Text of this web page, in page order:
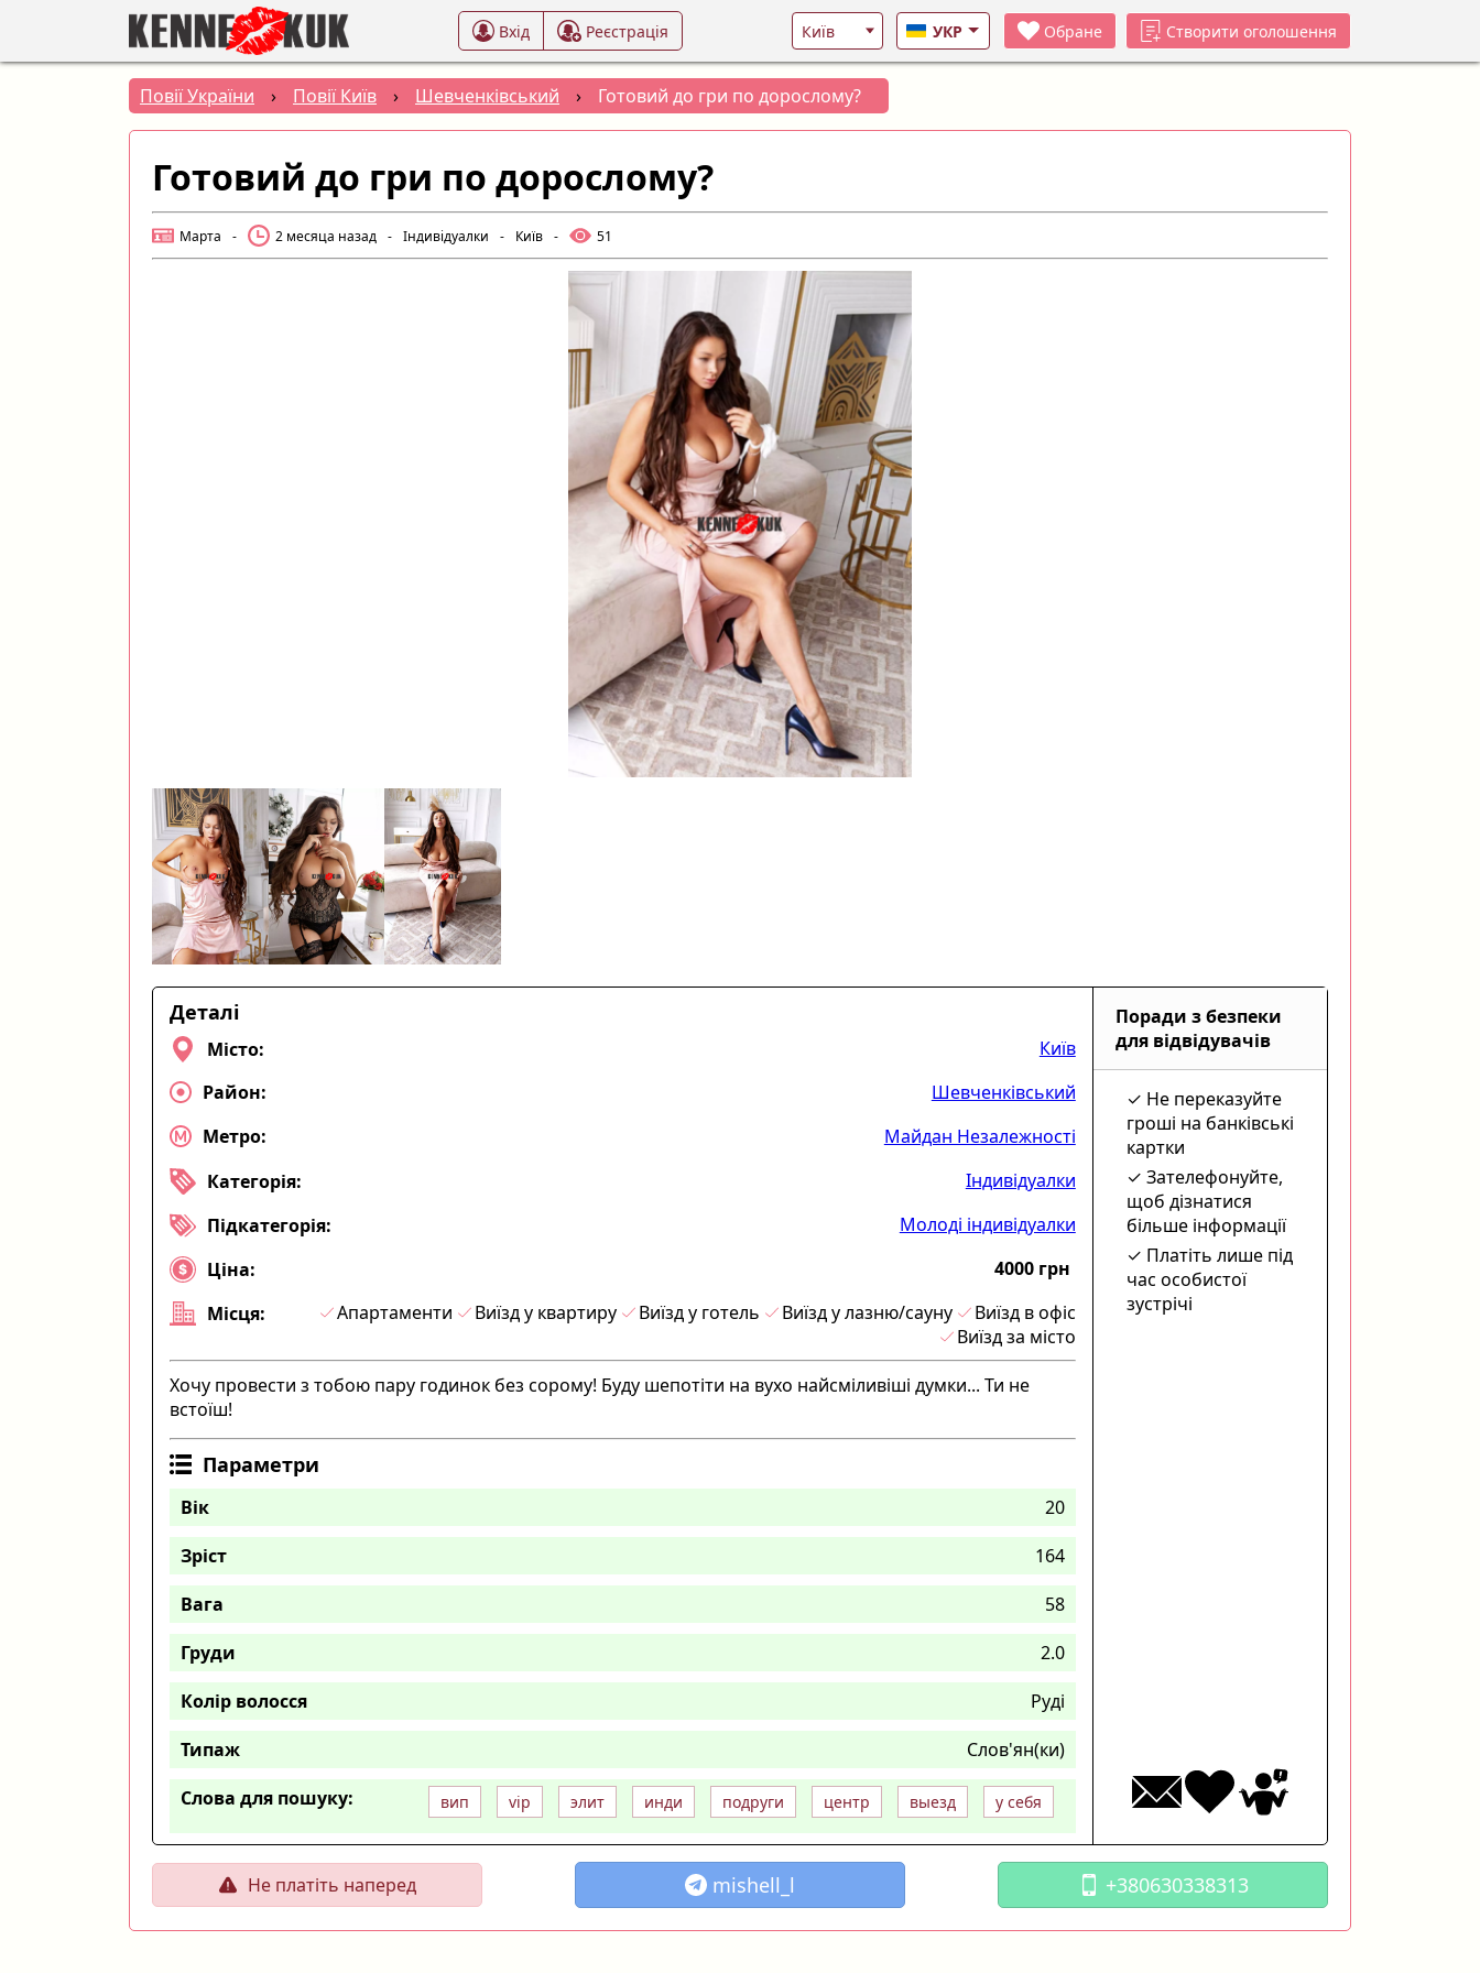
Вхід Реєстрація УКР Обране Створити оголошення
Повії України › Повії Київ › Шевченківський › Готовий до гри по дорослому?
Готовий до гри по дорослому?
Марта - 2 месяца назад - Індивідуалки - Київ - 51
Деталі
Місто:
Київ
Район:
Шевченківський
Метро:
Майдан Незалежності
Категорія:
Індивідуалки
Підкатегорія:
Молоді індивідуалки
Ціна:
4000 грн
Місця:
Апартаменти Виїзд у квартиру Виїзд у готель Виїзд у лазню/сауну
Виїзд в офіс
Виїзд за місто
Хочу провести з тобою пару годинок без сорому! Буду шепотіти на вухо найсміливіші думки... Ти не
встоїш!
Параметри
Вік
20
Зріст
164
Вага
58
Груди
2.0
Колір волосся
Руді
Типаж
Слов'ян(ки)
Слова для пошуку:
вип vip элит инди подруги центр выезд у себя
Поради з безпеки
для відвідувачів
Не переказуйте
гроші на банківські
картки
Зателефонуйте,
щоб дізнатися
більше інформації
Платіть лише під
час особистої
зустрічі
Не платіть наперед mishell_l +380630338313